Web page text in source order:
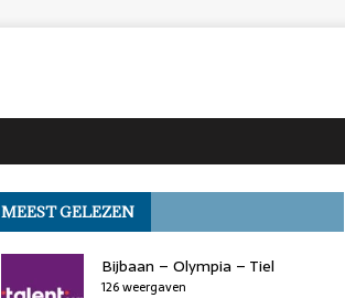
MEEST GELEZEN
Bijbaan – Olympia – Tiel
126 weergaven